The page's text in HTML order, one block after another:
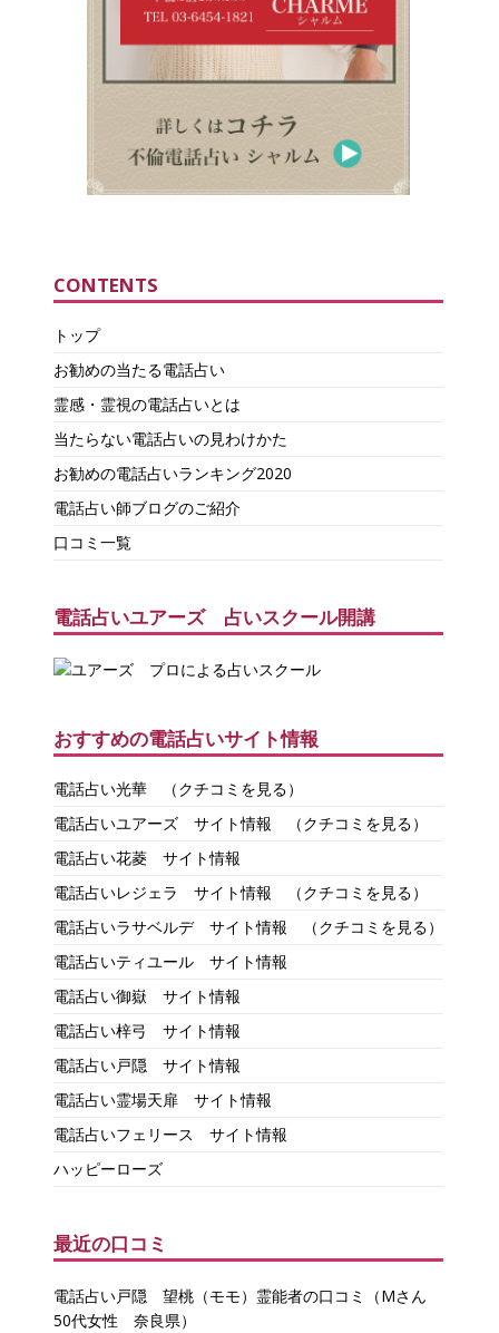
CONTENTS
トップ
お勧めの当たる電話占い
霊感・霊視の電話占いとは
当たらない電話占いの見わけかた
お勧めの電話占いランキング2020
電話占い師ブログのご紹介
口コミ一覧
電話占いユアーズ 占いスクール開講
おすすめの電話占いサイト情報
電話占い光華
（クチコミを見る）
電話占いユアーズ サイト情報
（クチコミを見る）
電話占い花菱 サイト情報
電話占いレジェラ サイト情報
（クチコミを見る）
電話占いラサベルデ サイト情報
（クチコミを見る）
電話占いティユール サイト情報
電話占い御嶽 サイト情報
電話占い梓弓 サイト情報
電話占い戸隠 サイト情報
電話占い霊場天扉 サイト情報
電話占いフェリース サイト情報
ハッピーローズ
最近の口コミ
電話占い戸隠 望桃（モモ）霊能者の口コミ（Mさん
50代女性 奈良県）